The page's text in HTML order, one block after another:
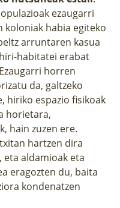
ezaugarri
koloniak habia egiteko
arruntaren kasua
habitatei erabat
horren
da, galtzeko
hiriko espazio fisikoak
horietara,
hain zuzen ere.
hartzen dira
eta aldamioak eta
eragozten du, baita
kondenatzen